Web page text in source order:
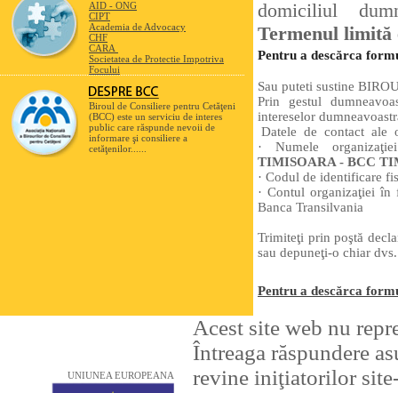
AID - ONG
CIPT
Academia de Advocacy
CHF
CARA
Societatea de Protectie Impotriva
Focului
Biroul de Consiliere pentru Cetăţeni
(BCC) este un serviciu de interes
public care răspunde nevoii de
informare şi consiliere a
cetăţenilor......
domiciliul
Termenul limită
Pentru a descărca
Sau puteti sustine
Prin gestul
intereselor
Datele de contact ale
· Numele
TIMISOARA - BCC
· Codul de identificare
· Contul organizaţiei
Banca Transilvania
Trimiteţi prin poştă
sau depuneţi-o chiar
Pentru a descărca
UNIUNEA EUROPEANA
Acest site web nu
Întreaga răspundere
revine iniţiatorilor